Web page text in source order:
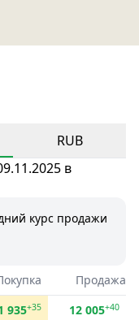
RUB
в
курс продажи
Продажа
935+35 12 005+40